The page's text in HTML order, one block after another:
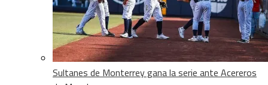
Sultanes de Monterrey gana la serie ante Acereros